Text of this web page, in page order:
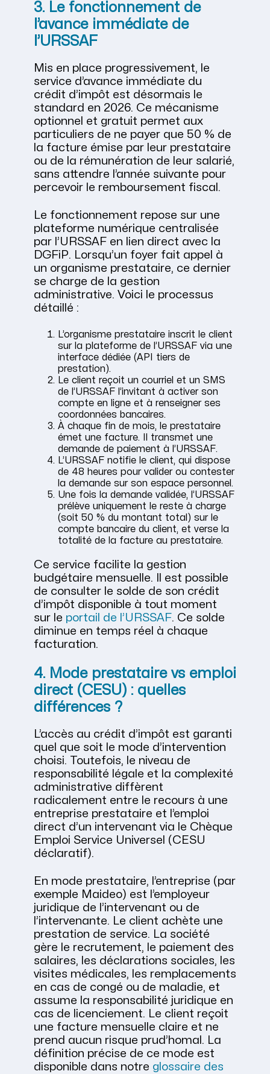
3. Le fonctionnement de
l’avance immédiate de
l’URSSAF
Mis en place progressivement, le
service d’avance immédiate du
crédit d’impôt est désormais le
standard en 2026. Ce mécanisme
optionnel et gratuit permet aux
particuliers de ne payer que 50 % de
la facture émise par leur prestataire
ou de la rémunération de leur salarié,
sans attendre l’année suivante pour
percevoir le remboursement fiscal.
Le fonctionnement repose sur une
plateforme numérique centralisée
par l’URSSAF en lien direct avec la
DGFiP. Lorsqu’un foyer fait appel à
un organisme prestataire, ce dernier
se charge de la gestion
administrative. Voici le processus
détaillé :
L’organisme prestataire inscrit le client
sur la plateforme de l’URSSAF via une
interface dédiée (API tiers de
prestation).
Le client reçoit un courriel et un SMS
de l’URSSAF l’invitant à activer son
compte en ligne et à renseigner ses
coordonnées bancaires.
À chaque fin de mois, le prestataire
émet une facture. Il transmet une
demande de paiement à l’URSSAF.
L’URSSAF notifie le client, qui dispose
de 48 heures pour valider ou contester
la demande sur son espace personnel.
Une fois la demande validée, l’URSSAF
prélève uniquement le reste à charge
(soit 50 % du montant total) sur le
compte bancaire du client, et verse la
totalité de la facture au prestataire.
Ce service facilite la gestion
budgétaire mensuelle. Il est possible
de consulter le solde de son crédit
d’impôt disponible à tout moment
sur le portail de l’URSSAF. Ce solde
diminue en temps réel à chaque
facturation.
4. Mode prestataire vs emploi
direct (CESU) : quelles
différences ?
L’accès au crédit d’impôt est garanti
quel que soit le mode d’intervention
choisi. Toutefois, le niveau de
responsabilité légale et la complexité
administrative diffèrent
radicalement entre le recours à une
entreprise prestataire et l’emploi
direct d’un intervenant via le Chèque
Emploi Service Universel (CESU
déclaratif).
En mode prestataire, l’entreprise (par
exemple Maideo) est l’employeur
juridique de l’intervenant ou de
l’intervenante. Le client achète une
prestation de service. La société
gère le recrutement, le paiement des
salaires, les déclarations sociales, les
visites médicales, les remplacements
en cas de congé ou de maladie, et
assume la responsabilité juridique en
cas de licenciement. Le client reçoit
une facture mensuelle claire et ne
prend aucun risque prud’homal. La
définition précise de ce mode est
disponible dans notre glossaire des